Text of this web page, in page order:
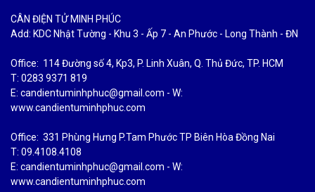
CÂN ĐIỆN TỬ MINH PHÚC
Add: KDC Nhật Tường - Khu 3 - Ấp 7 - An Phước - Long Thành - ĐN
Office: 114 Đường số 4, Kp3, P. Linh Xuân, Q. Thủ Đức, TP. HCM
T: 0283 9371 819
E: candientuminhphuc@gmail.com - W:
www.candientuminhphuc.com
Office: 331 Phùng Hưng P.Tam Phước TP Biên Hòa Đồng Nai
T: 09.4108.4108
E: candientuminhphuc@gmail.com - W:
www.candientuminhphuc.com